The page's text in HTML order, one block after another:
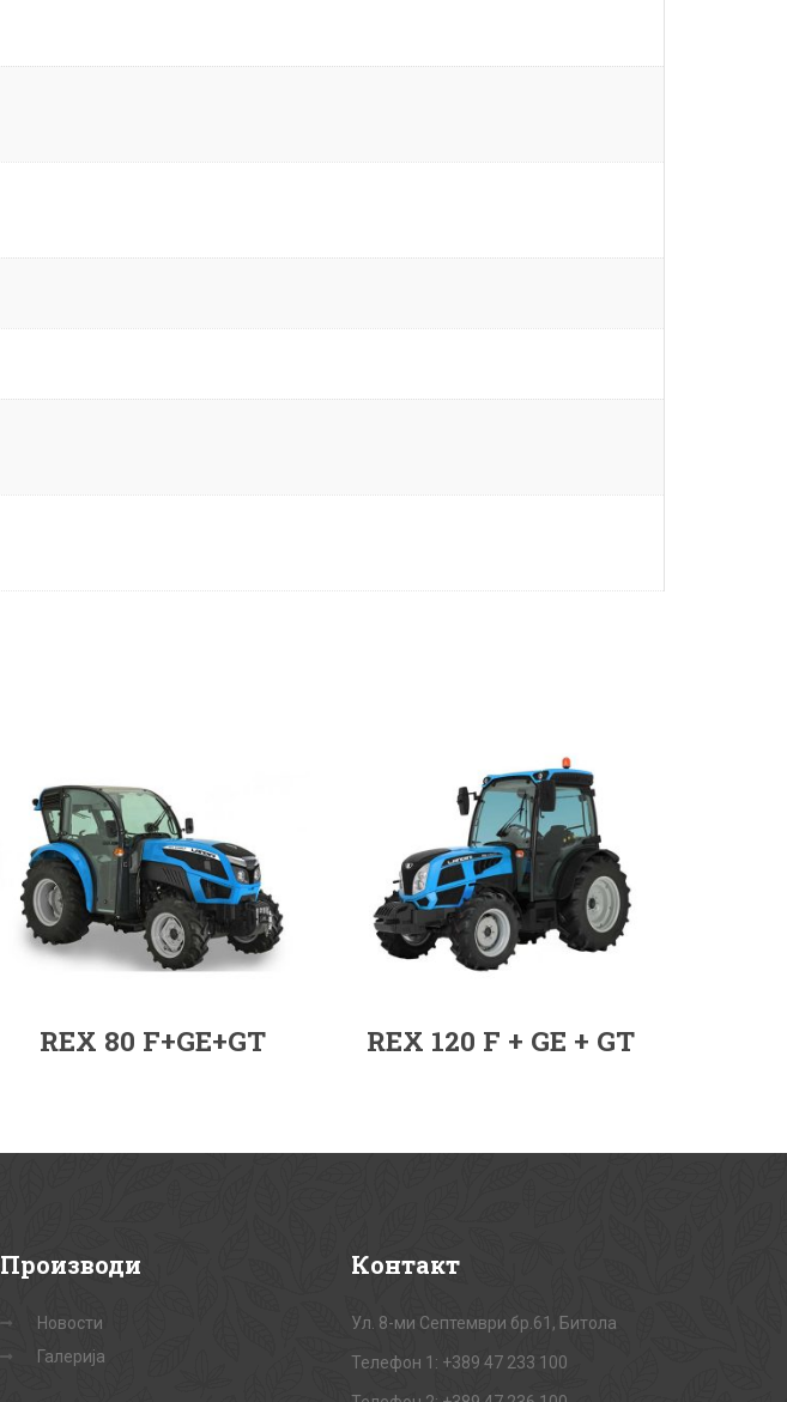
REX 80 F+GE+GT REX 120 F + GE + GT
Производи
Новости
Галерија
Контакт
Ул. 8-ми Септември бр.61, Битола
Телефон 1: +389 47 233 100